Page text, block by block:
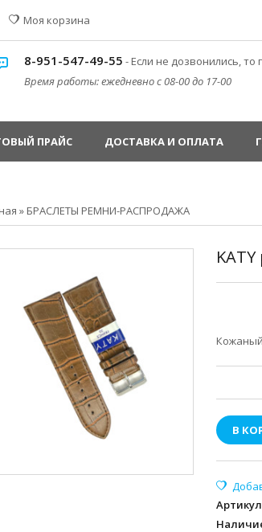
Моя корзина
8-951-547-49-55 - Если не дозвонились,
Время работы: ежедневно с 08-00 до 17-00
ПРАЙС ДОСТАВКА И ОПЛАТА
» БРАСЛЕТЫ РЕМНИ-РАСПРОДАЖА
В
Артикул